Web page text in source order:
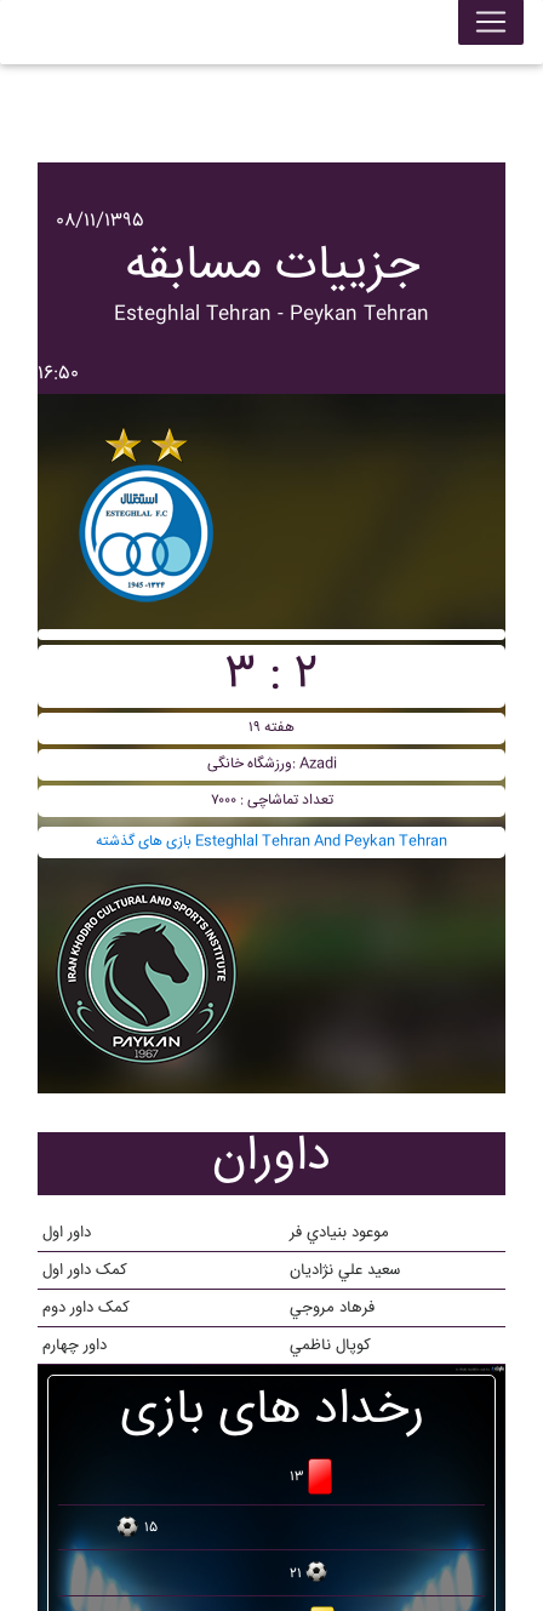
۰۸/۱۱/۱۳۹۵
جزییات مسابقه
Esteghlal Tehran - Peykan Tehran
۱۶:۵۰
۳ : ۲
هفته ۱۹
ورزشگاه خانگی: Azadi
تعداد تماشاچی : ۷۰۰۰
بازی های گذشته Esteghlal Tehran And Peykan Tehran
داوران
داور اول
موعود بنيادي فر
کمک داور اول
سعيد علي نژاديان
کمک داور دوم
فرهاد مروجي
داور چهارم
کوپال ناظمي
رخداد های بازی
۱۳
۱۵
۲۱